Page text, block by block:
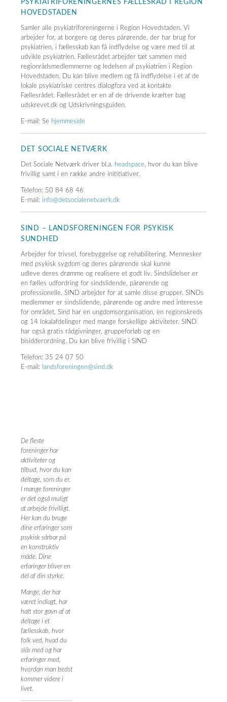
PSYKIATRIFORENINGERNES FÆLLESRÅD I REGION
HOVEDSTADEN
Samler alle psykiatriforeningerne i Region Hovedstaden. Vi
arbejder for, at borgere og deres pårørende, der har brug for
psykiatrien, i fællesskab kan få indflydelse og være med til at
udvikle psykiatrien. Fællesrådet arbejder tæt sammen med
regionrådsmedlemmerne og ledelsen af psykiatrien i Region
Hovedstaden. Du kan blive medlem og få indflydelse i et af de
lokale psykiatriske centres dialogfora ved at kontakte
Fællesrådet. Fællesrådet er en af de drivende kræfter bag
udskrevet.dk og Udskrivningsguiden.
E-mail: Se hjemmeside
DET SOCIALE NETVÆRK
Det Sociale Netværk driver bl.a. headspace, hvor du kan blive
frivillig samt i en række andre inititiativer.
Telefon: 50 84 68 46
E-mail: info@detsocialenetvaerk.dk
SIND – LANDSFORENINGEN FOR PSYKISK
SUNDHED
Arbejder for trivsel, forebyggelse og rehabilitering. Mennesker
med psykisk sygdom og deres pårørende skal kunne
udleve deres drømme og realisere et godt liv. Sindslidelser er
en fælles udfordring for sindslidende, pårørende og
professionelle. SIND arbejder for at samle disse grupper. SINDs
medlemmer er sindslidende, pårørende og andre med interesse
for området. Sind har en ungdomsorganisation, en regionskreds
og 14 lokalafdelinger med mange forskellige aktiviteter. SIND
har også gratis rådgivninger, gruppeforløb og en
bisidderordning. Du kan blive frivillig i SIND
Telefon: 35 24 07 50
E-mail:
landsforeningen@sind.dk
De fleste
foreninger har
aktiviteter og
tilbud, hvor du kan
deltage, som du er.
I mange foreninger
er det også muligt
at arbejde frivilligt.
Her kan du bruge
dine erfaringer som
psykisk sårbar på
en konstruktiv
måde. Dine
erfaringer bliver en
del af din styrke.
Mange, der har
været indlagt, har
haft stor gavn af at
deltage i et
fællesskab, hvor
folk ved, hvad du
slås med og har
erfaringer med,
hvordan man bedst
kommer videre i
livet.